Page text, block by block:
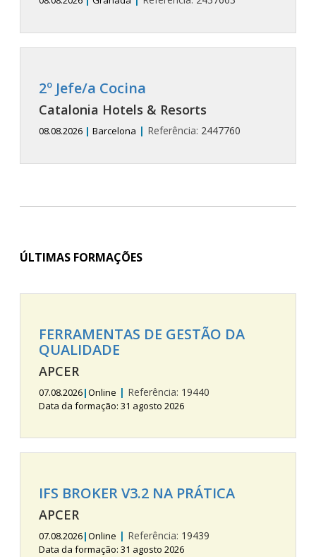
2º Jefe/a Cocina
Catalonia Hotels & Resorts
08.08.2026 | Barcelona | Referência: 2447760
ÚLTIMAS FORMAÇÕES
FERRAMENTAS DE GESTÃO DA
QUALIDADE
APCER
07.08.2026|Online | Referência: 19440
Data da formação: 31 agosto 2026
IFS BROKER V3.2 NA PRÁTICA
APCER
07.08.2026|Online | Referência: 19439
Data da formação: 31 agosto 2026